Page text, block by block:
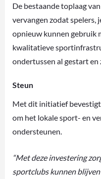
De bestaande toplaag
vervangen zodat spelers,
opnieuw kunnen gebruik
kwalitatieve
ondertussen al gestart en
Steun
Met dit initiatief bevestigt
om het lokale sport- en
ondersteunen.
“Met deze investering
sportclubs kunnen